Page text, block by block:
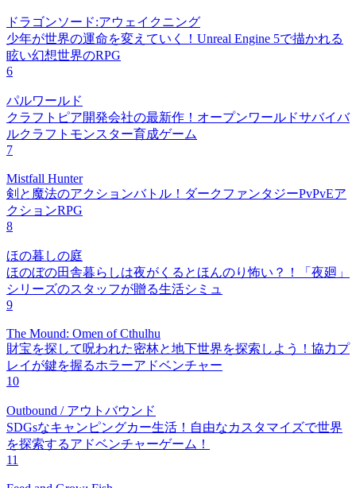
ドラゴンソード:アウェイクニング
少年が世界の運命を変えていく！Unreal Engine 5で描かれる
眩い幻想世界のRPG
6
パルワールド
クラフトピア開発会社の最新作！オープンワールドサバイバ
ルクラフトモンスター育成ゲーム
7
Mistfall Hunter
剣と魔法のアクションバトル！ダークファンタジーPvPvEア
クションRPG
8
ほの暮しの庭
ほのぼの田舎暮らしは夜がくるとほんのり怖い？！「夜廻」
シリーズのスタッフが贈る生活シミュ
9
The Mound: Omen of Cthulhu
財宝を探して呪われた密林と地下世界を探索しよう！協力プ
レイが鍵を握るホラーアドベンチャー
10
Outbound / アウトバウンド
SDGsなキャンピングカー生活！自由なカスタマイズで世界
を探索するアドベンチャーゲーム！
11